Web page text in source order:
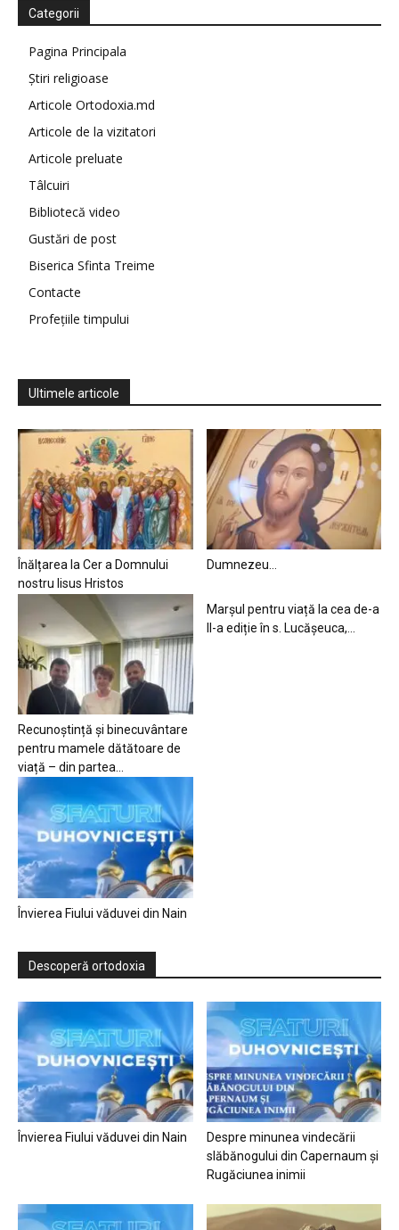
Categorii
Pagina Principala
Știri religioase
Articole Ortodoxia.md
Articole de la vizitatori
Articole preluate
Tâlcuiri
Bibliotecă video
Gustări de post
Biserica Sfinta Treime
Contacte
Profețiile timpului
Ultimele articole
Înălțarea la Cer a Domnului
nostru Iisus Hristos
Dumnezeu…
Recunoștință și binecuvântare
pentru mamele dătătoare de
viață – din partea...
Marșul pentru viață la cea de-a
II-a ediție în s. Lucășeuca,...
Învierea Fiului văduvei din Nain
Descoperă ortodoxia
Învierea Fiului văduvei din Nain
Despre minunea vindecării
slăbănogului din Capernaum și
Rugăciunea inimii